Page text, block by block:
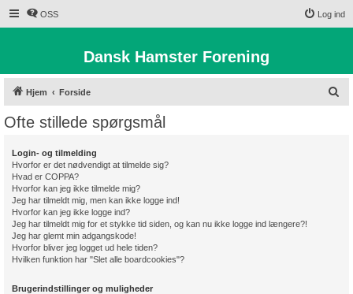
OSS Log ind
Dansk Hamster Forening
Hjem Forside
Ofte stillede spørgsmål
Login- og tilmelding
Hvorfor er det nødvendigt at tilmelde sig?
Hvad er COPPA?
Hvorfor kan jeg ikke tilmelde mig?
Jeg har tilmeldt mig, men kan ikke logge ind!
Hvorfor kan jeg ikke logge ind?
Jeg har tilmeldt mig for et stykke tid siden, og kan nu ikke logge ind længere?!
Jeg har glemt min adgangskode!
Hvorfor bliver jeg logget ud hele tiden?
Hvilken funktion har "Slet alle boardcookies"?
Brugerindstillinger og muligheder